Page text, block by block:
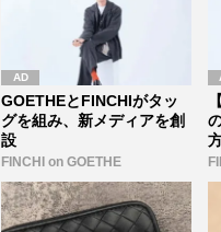
GOETHEとFINCHIがタッ
グを組み、新メディアを創
設
FINCHI on GOETHE